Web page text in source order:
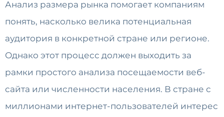
Анализ размера рынка помогает компаниям
понять, насколько велика потенциальная
аудитория в конкретной стране или регионе.
Однако этот процесс должен выходить за
рамки простого анализа посещаемости веб-
сайта или численности населения. В стране с
миллионами интернет-пользователей интерес